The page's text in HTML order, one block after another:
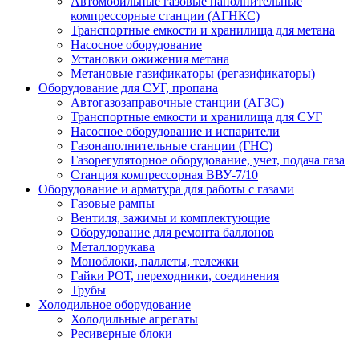
компрессорные станции (АГНКС)
Транспортные емкости и хранилища для метана
Насосное оборудование
Установки ожижения метана
Метановые газификаторы (регазификаторы)
Оборудование для СУГ, пропана
Автогазозаправочные станции (АГЗС)
Транспортные емкости и хранилища для СУГ
Насосное оборудование и испарители
Газонаполнительные станции (ГНС)
Газорегуляторное оборудование, учет, подача газа
Станция компрессорная ВВУ-7/10
Оборудование и арматура для работы с газами
Газовые рампы
Вентиля, зажимы и комплектующие
Оборудование для ремонта баллонов
Металлорукава
Моноблоки, паллеты, тележки
Гайки РОТ, переходники, соединения
Трубы
Холодильное оборудование
Холодильные агрегаты
Ресиверные блоки